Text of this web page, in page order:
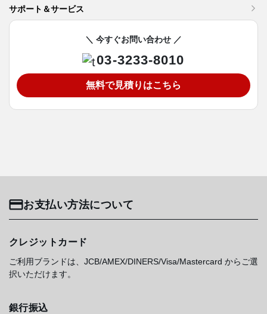
サポート＆サービス
＼ 今すぐお問い合わせ ／
03-3233-8010
無料で見積りはこちら
お支払い方法について
クレジットカード
ご利用ブランドは、JCB/AMEX/DINERS/Visa/Mastercard からご選
択いただけます。
銀行振込